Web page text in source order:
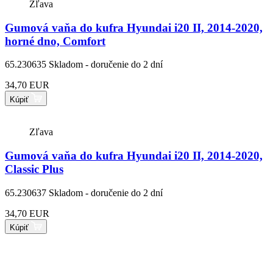
Zľava
Gumová vaňa do kufra Hyundai i20 II, 2014-2020,
horné dno, Comfort
65.230635 Skladom - doručenie do 2 dní
34,70 EUR
Kúpiť
Zľava
Gumová vaňa do kufra Hyundai i20 II, 2014-2020,
Classic Plus
65.230637 Skladom - doručenie do 2 dní
34,70 EUR
Kúpiť